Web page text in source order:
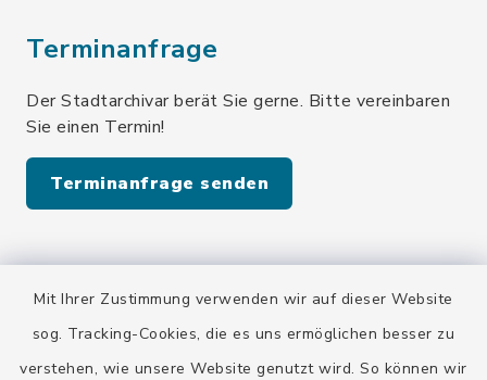
Mit Ihrer Zustimmung verwenden wir auf dieser Website
sog. Tracking-Cookies, die es uns ermöglichen besser zu
verstehen, wie unsere Website genutzt wird. So können wir
Terminanfrage
Der Stadtarchivar berät Sie gerne. Bitte vereinbaren
Sie einen Termin!
Terminanfrage senden
Quicklinks
Stadt Wolfratshausen